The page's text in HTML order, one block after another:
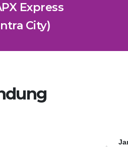
Express
City)